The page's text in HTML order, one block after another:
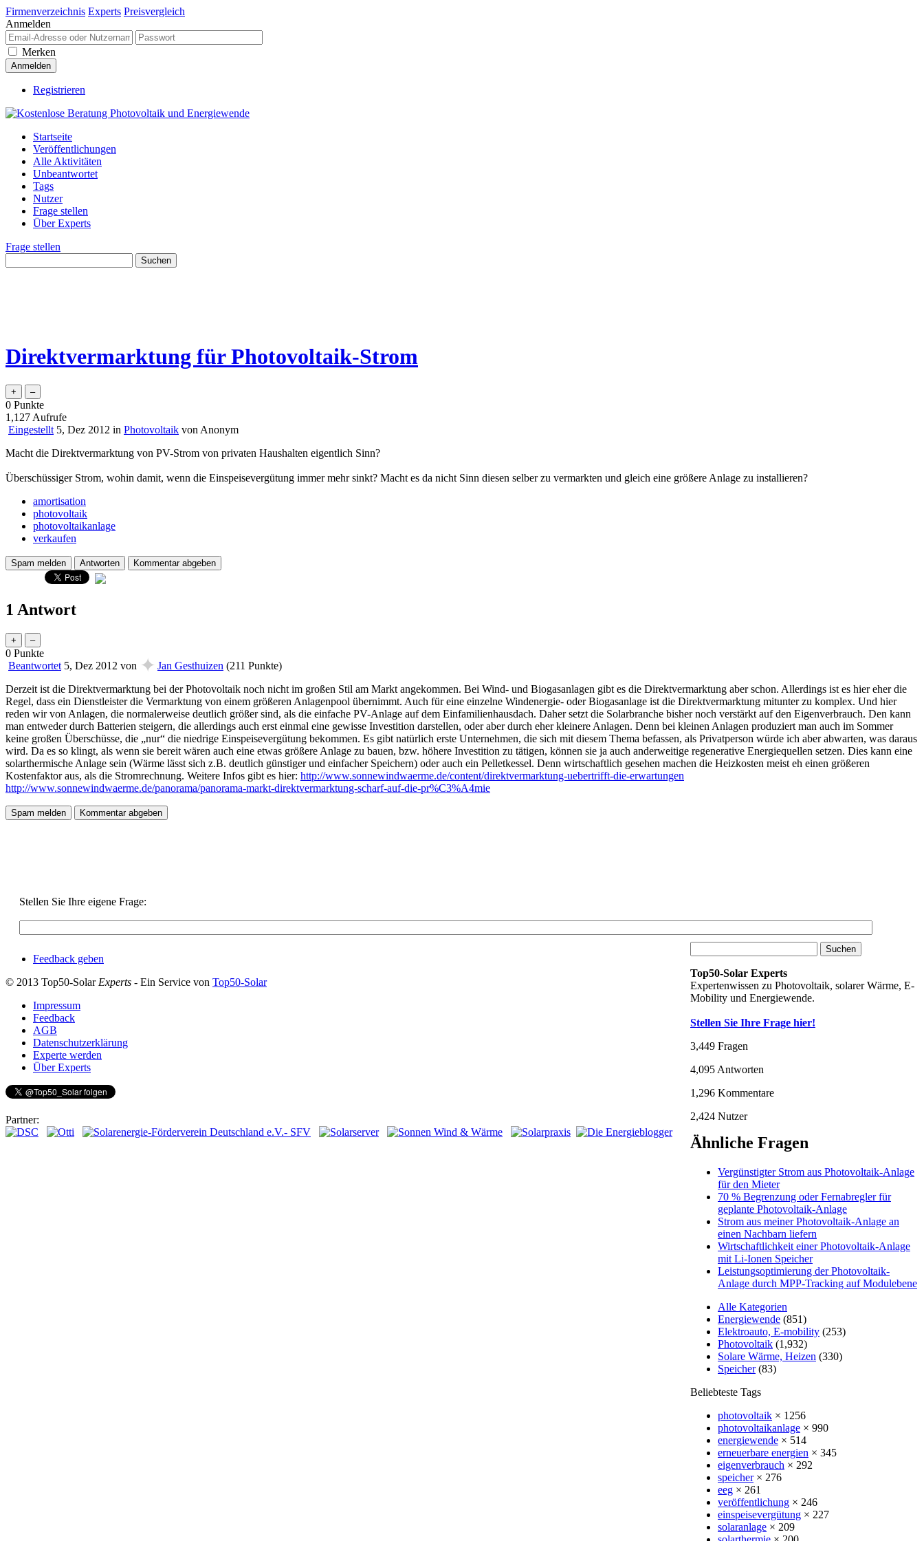
Firmenverzeichnis Experts Preisvergleich
Anmelden
Merken
Registrieren
Startseite
Veröffentlichungen
Alle Aktivitäten
Unbeantwortet
Tags
Nutzer
Frage stellen
Über Experts
Frage stellen
Direktvermarktung für Photovoltaik-Strom
0 Punkte
1,127 Aufrufe
Eingestellt 5, Dez 2012 in Photovoltaik von Anonym
Macht die Direktvermarktung von PV-Strom von privaten Haushalten eigentlich Sinn?
Überschüssiger Strom, wohin damit, wenn die Einspeisevergütung immer mehr sinkt? Macht es da nicht Sinn diesen selber zu vermarkten und gleich eine größere Anlage zu installieren?
amortisation
photovoltaik
photovoltaikanlage
verkaufen
1 Antwort
0 Punkte
Beantwortet 5, Dez 2012 von ✦ Jan Gesthuizen (211 Punkte)
Derzeit ist die Direktvermarktung bei der Photovoltaik noch nicht im großen Stil am Markt angekommen. Bei Wind- und Biogasanlagen gibt es die Direktvermarktung aber schon. Allerdings ist es hier eher die
Regel, dass ein Dienstleister die Vermarktung von einem größeren Anlagenpool übernimmt. Auch für eine einzelne Windenergie- oder Biogasanlage ist die Direktvermarktung mitunter zu komplex. Und hier
reden wir von Anlagen, die normalerweise deutlich größer sind, als die einfache PV-Anlage auf dem Einfamilienhausdach. Daher setzt die Solarbranche bisher noch verstärkt auf den Eigenverbrauch. Den kann
man entweder durch Batterien steigern, die allerdings auch erst einmal eine gewisse Investition darstellen, oder aber durch eher kleinere Anlagen. Denn bei kleinen Anlagen produziert man auch im Sommer
keine großen Überschüsse, die „nur“ die niedrige Einspeisevergütung bekommen. Es gibt natürlich erste Unternehmen, die sich mit diesem Thema befassen, als Privatperson würde ich aber abwarten, was daraus
wird. Da es so klingt, als wenn sie bereit wären auch eine etwas größere Anlage zu bauen, bzw. höhere Investition zu tätigen, können sie ja auch anderweitige regenerative Energiequellen setzen. Dies kann eine
solarthermische Anlage sein (Wärme lässt sich z.B. deutlich günstiger und einfacher Speichern) oder auch ein Pelletkessel. Denn wirtschaftlich gesehen machen die Heizkosten meist eh einen größeren
Kostenfaktor aus, als die Stromrechnung. Weitere Infos gibt es hier: http://www.sonnewindwaerme.de/content/direktvermarktung-uebertrifft-die-erwartungen
http://www.sonnewindwaerme.de/panorama/panorama-markt-direktvermarktung-scharf-auf-die-pr%C3%A4mie
Stellen Sie Ihre eigene Frage:
Top50-Solar Experts
Expertenwissen zu Photovoltaik, solarer Wärme, E-
Mobility und Energiewende.
Stellen Sie Ihre Frage hier!
3,449 Fragen
4,095 Antworten
1,296 Kommentare
2,424 Nutzer
Ähnliche Fragen
Vergünstigter Strom aus Photovoltaik-Anlage
für den Mieter
70 % Begrenzung oder Fernabregler für
geplante Photovoltaik-Anlage
Strom aus meiner Photovoltaik-Anlage an
einen Nachbarn liefern
Wirtschaftlichkeit einer Photovoltaik-Anlage
mit Li-Ionen Speicher
Leistungsoptimierung der Photovoltaik-
Anlage durch MPP-Tracking auf Modulebene
Alle Kategorien
Energiewende (851)
Elektroauto, E-mobility (253)
Photovoltaik (1,932)
Solare Wärme, Heizen (330)
Speicher (83)
Beliebteste Tags
photovoltaik × 1256
photovoltaikanlage × 990
energiewende × 514
erneuerbare energien × 345
eigenverbrauch × 292
speicher× 276
eeg × 261
veröffentlichung × 246
einspeisevergütung × 227
solaranlage × 209
Feedback geben
© 2013 Top50-Solar Experts - Ein Service von Top50-Solar
Impressum
Feedback
AGB
Datenschutzerklärung
Experte werden
Über Experts
Partner: